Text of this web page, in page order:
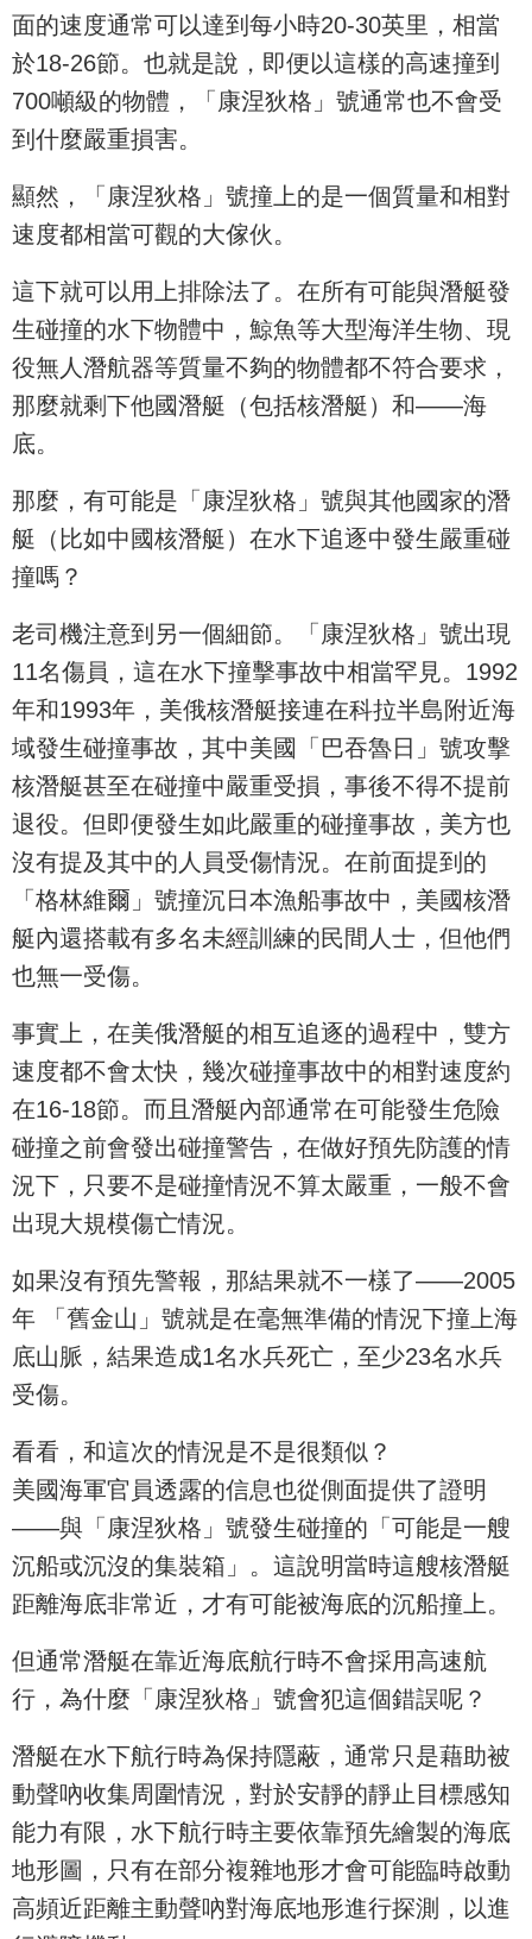
面的速度通常可以達到每小時20-30英里，相當
於18-26節。也就是說，即便以這樣的高速撞到
700噸級的物體，「康涅狄格」號通常也不會受
到什麼嚴重損害。
顯然，「康涅狄格」號撞上的是一個質量和相對
速度都相當可觀的大傢伙。
這下就可以用上排除法了。在所有可能與潛艇發
生碰撞的水下物體中，鯨魚等大型海洋生物、現
役無人潛航器等質量不夠的物體都不符合要求，
那麼就剩下他國潛艇（包括核潛艇）和——海
底。
那麼，有可能是「康涅狄格」號與其他國家的潛
艇（比如中國核潛艇）在水下追逐中發生嚴重碰
撞嗎？
老司機注意到另一個細節。「康涅狄格」號出現
11名傷員，這在水下撞擊事故中相當罕見。1992
年和1993年，美俄核潛艇接連在科拉半島附近海
域發生碰撞事故，其中美國「巴吞魯日」號攻擊
核潛艇甚至在碰撞中嚴重受損，事後不得不提前
退役。但即便發生如此嚴重的碰撞事故，美方也
沒有提及其中的人員受傷情況。在前面提到的
「格林維爾」號撞沉日本漁船事故中，美國核潛
艇內還搭載有多名未經訓練的民間人士，但他們
也無一受傷。
事實上，在美俄潛艇的相互追逐的過程中，雙方
速度都不會太快，幾次碰撞事故中的相對速度約
在16-18節。而且潛艇內部通常在可能發生危險
碰撞之前會發出碰撞警告，在做好預先防護的情
況下，只要不是碰撞情況不算太嚴重，一般不會
出現大規模傷亡情況。
如果沒有預先警報，那結果就不一樣了——2005
年 「舊金山」號就是在毫無準備的情況下撞上海
底山脈，結果造成1名水兵死亡，至少23名水兵
受傷。
看看，和這次的情況是不是很類似？
美國海軍官員透露的信息也從側面提供了證明
——與「康涅狄格」號發生碰撞的「可能是一艘
沉船或沉沒的集裝箱」。這說明當時這艘核潛艇
距離海底非常近，才有可能被海底的沉船撞上。
但通常潛艇在靠近海底航行時不會採用高速航
行，為什麼「康涅狄格」號會犯這個錯誤呢？
潛艇在水下航行時為保持隱蔽，通常只是藉助被
動聲吶收集周圍情況，對於安靜的靜止目標感知
能力有限，水下航行時主要依靠預先繪製的海底
地形圖，只有在部分複雜地形才會可能臨時啟動
高頻近距離主動聲吶對海底地形進行探測，以進